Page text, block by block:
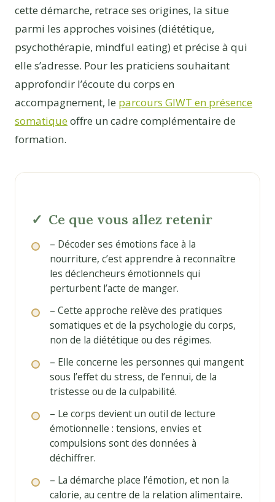
cette démarche, retrace ses origines, la situe
parmi les approches voisines (diététique,
psychothérapie, mindful eating) et précise à qui
elle s’adresse. Pour les praticiens souhaitant
approfondir l’écoute du corps en
accompagnement, le parcours GIWT en présence
somatiqueoffre un cadre complémentaire de
formation.
Ce que vous allez retenir
– Décoder ses émotions face à la
nourriture, c’est apprendre à reconnaître
les déclencheurs émotionnels qui
perturbent l’acte de manger.
– Cette approche relève des pratiques
somatiques et de la psychologie du corps,
non de la diététique ou des régimes.
– Elle concerne les personnes qui mangent
sous l’effet du stress, de l’ennui, de la
tristesse ou de la culpabilité.
– Le corps devient un outil de lecture
émotionnelle : tensions, envies et
compulsions sont des données à
déchiffrer.
– La démarche place l’émotion, et non la
calorie, au centre de la relation alimentaire.